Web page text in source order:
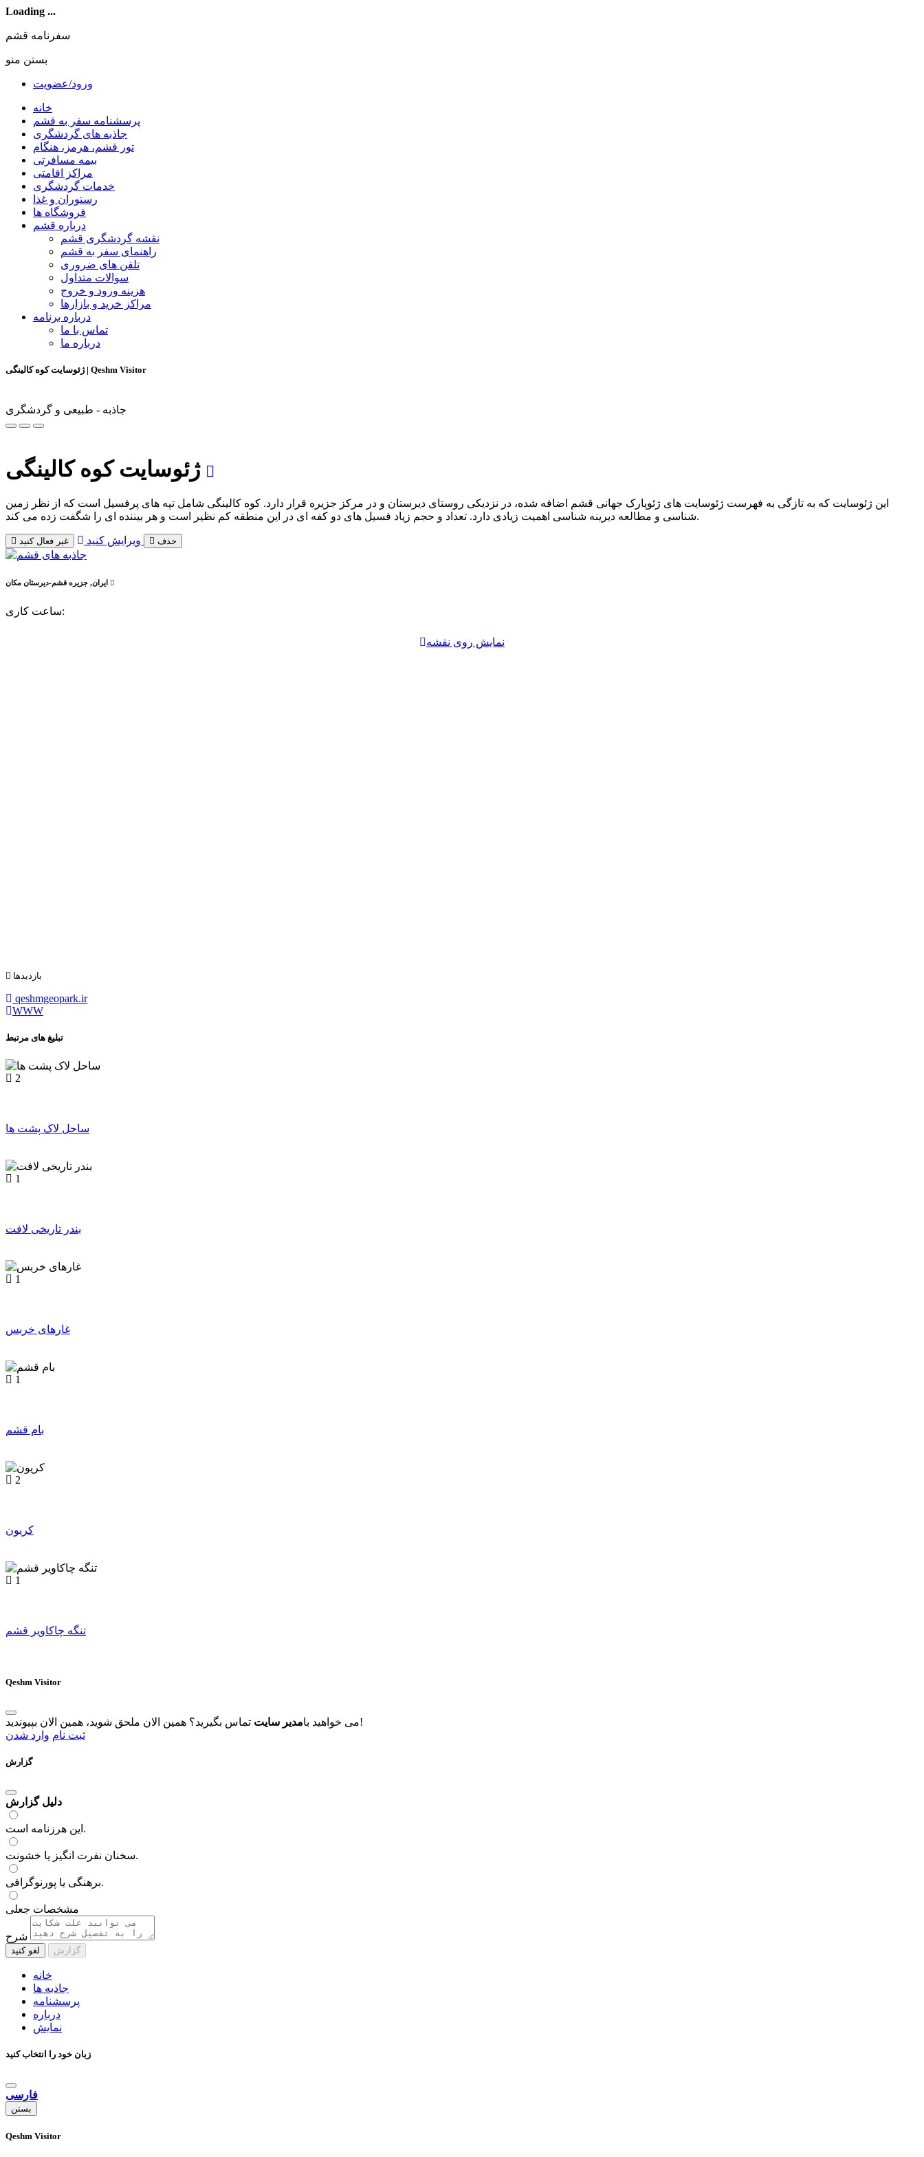
Loading ...
سفرنامه قشم
بستن منو
ورود/عضویت
خانه
پرسشنامه سفر به قشم
جاذبه های گردشگری
تور قشم، هرمز، هنگام
بیمه مسافرتی
مراکز اقامتی
خدمات گردشگری
رستوران و غذا
فروشگاه ها
درباره قشم
نقشه گردشگری قشم
راهنمای سفر به قشم
تلفن های ضروری
سوالات متداول
هزینه ورود و خروج
مراکز خرید و بازارها
درباره برنامه
تماس با ما
درباره ما
ژئوسایت کوه کالینگی | Qeshm Visitor
جاذبه - طبیعی و گردشگری
ژئوسایت کوه کالینگی
این ژئوسایت که به تازگی به فهرست ژئوسایت های ژئوپارک جهانی قشم اضافه شده، در نزدیکی روستای دیرستان و در مرکز جزیره قرار دارد. کوه کالینگی شامل تپه های پرفسیل است که از نظر زمین
شناسی و مطالعه دیرینه شناسی اهمیت زیادی دارد. تعداد و حجم زیاد فسیل های دو کفه ای در این منطقه کم نظیر است و هر بیننده ای را شگفت زده می کند.
غیر فعال کنید حذف
ایران, جزیره قشم-دیرستان
ساعت کاری:
نمایش روی نقشه
بازدیدها
qeshmgeopark.ir
WWW
تبلیغ های مرتبط
2
ساحل لاک پشت ها
1
بندر تاریخی لافت
1
غارهای خربس
1
بام قشم
2
کریون
1
تنگه چاکاویر قشم
Qeshm Visitor
می خواهید بامدیر سایت
تماس بگیرید؟ همین الان ملحق شوید، همین الان بپیوندید!
ثبت نام وارد شدن
گزارش
دلیل گزارش
این هرزنامه است.
سخنان نفرت انگیز یا خشونت.
برهنگی یا پورنوگرافی.
مشخصات جعلی
شرح
لغو کنید گزارش
خانه
جاذبه ها
پرسشنامه
درباره
نمایش
زبان خود را انتخاب کنید
فارسی
بستن
Qeshm Visitor